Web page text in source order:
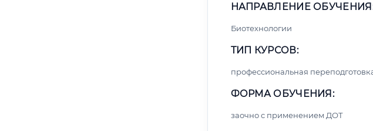
НАПРАВЛЕНИЕ
Биотехнологии
ТИП КУРСОВ:
профессиональная
ФОРМА ОБУЧЕНИЯ:
заочно с применением ДОТ